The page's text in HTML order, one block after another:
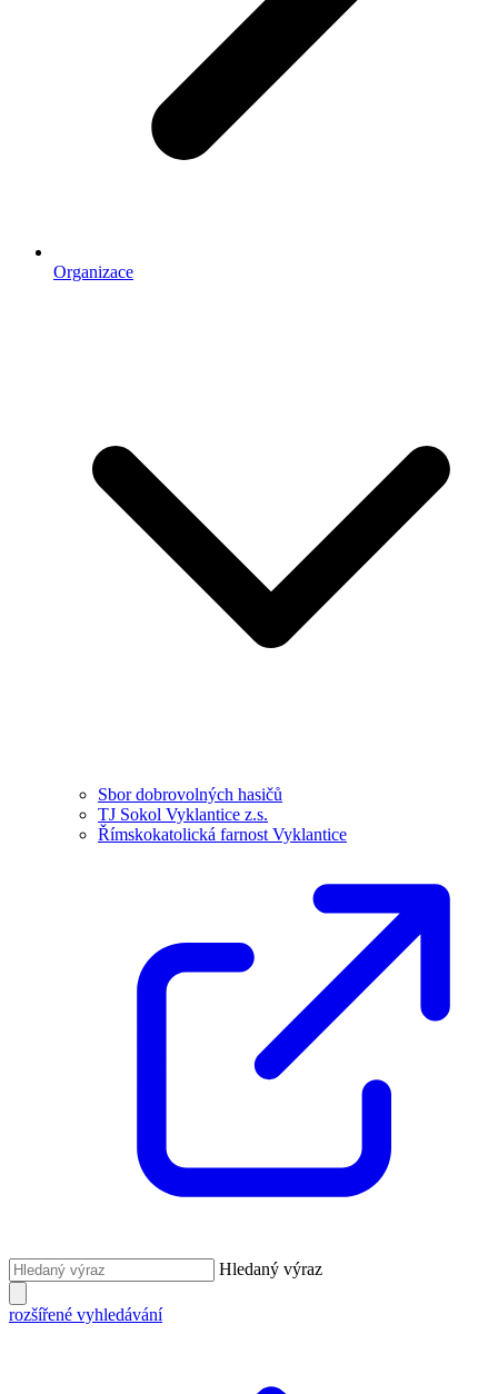
Organizace
Sbor dobrovolných hasičů
TJ Sokol Vyklantice z.s.
Římskokatolická farnost Vyklantice
Hledaný výraz
rozšířené vyhledávání